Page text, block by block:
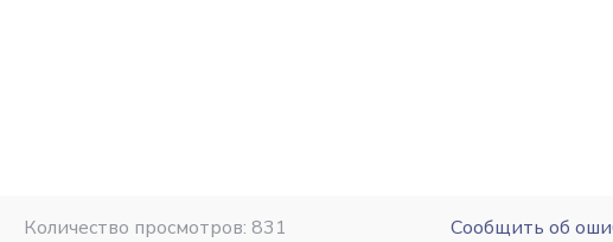
Количество просмотров: 831 Сообщить об